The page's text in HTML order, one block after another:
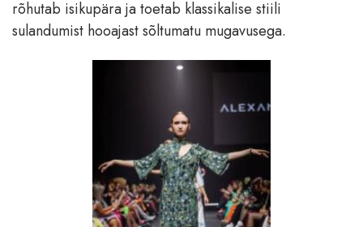
rõhutab isikupära ja toetab klassikalise stiili
sulandumist hooajast sõltumatu mugavusega.